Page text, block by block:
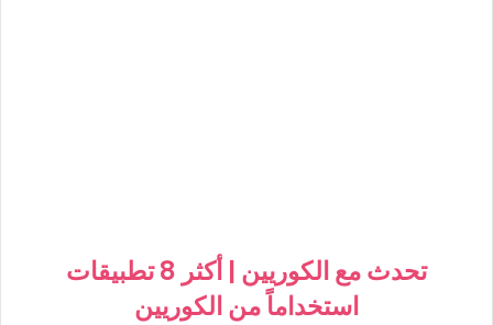
تحدث مع الكوريين | أكثر 8 تطبيقات
استخداماً من الكوريين